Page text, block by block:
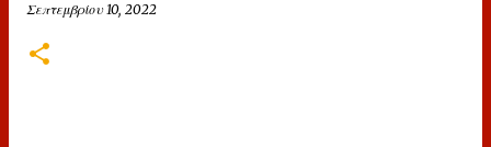
Σεπτεμβρίου 10, 2022